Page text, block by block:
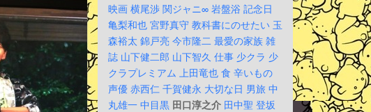
映画 横尾渉 関ジャニ∞ 岩盤浴 記念日
亀梨和也 宮野真守 教科書にのせたい 玉
森裕太 錦戸亮 今市隆二 最愛の家族 雑
誌 山下健二郎 山下智久 仕事 少クラ 少
クラプレミアム 上田竜也 食 辛いもの
声優 赤西仁 千賀健永 大切な日 男旅 中
丸雄一 中目黒 田口淳之介 田中聖 登坂